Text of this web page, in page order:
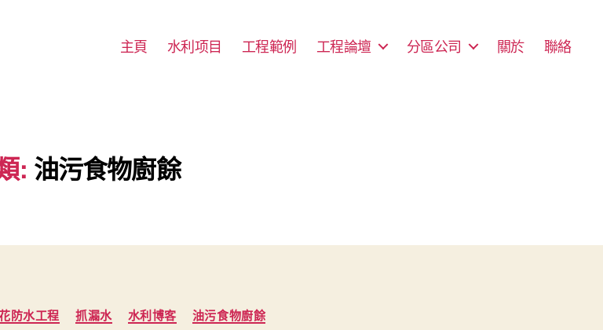
主頁 水利项目 工程範例 工程論壇 分區公司 關於 聯絡
: 油污食物廚餘
Categories
防水工程 抓漏水 水利博客 油污食物廚餘